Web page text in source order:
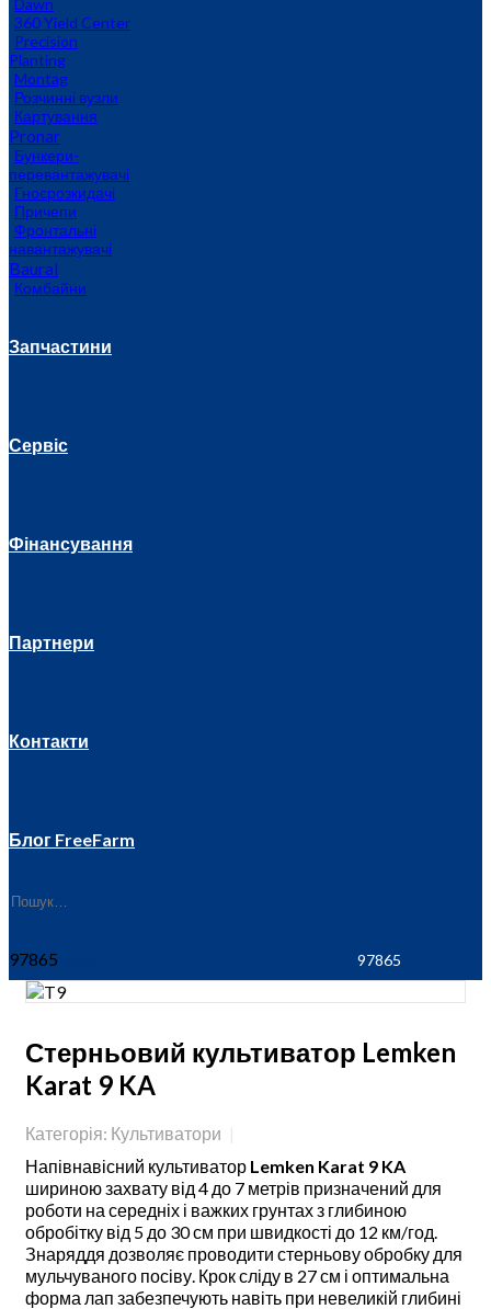
Dawn
360 Yield Center
Precision
Planting
Montag
Розчинні вузли
Картування
Pronar
Бункери-
перевантажувачі
Гноєрозкидачі
Причепи
Фронтальні
навантажувачі
Baural
Комбайни
Запчастини
Сервіс
Фінансування
Партнери
Контакти
Блог FreeFarm
97865
Стерньовий культиватор Lemken
Karat 9 KA
Категорія: Культиватори
Напівнавісний культиватор Lemken Karat 9 KA
шириною захвату від 4 до 7 метрів призначений для
роботи на середніх і важких грунтах з глибиною
обробітку від 5 до 30 см при швидкості до 12 км/год.
Знаряддя дозволяє проводити стерньову обробку для
мульчуваного посіву. Крок сліду в 27 см і оптимальна
форма лап забезпечують навіть при невеликій глибині